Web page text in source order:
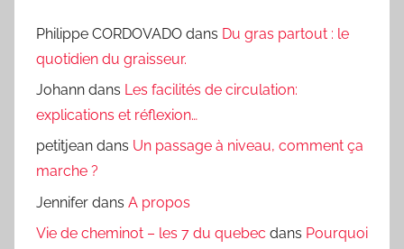
Philippe CORDOVADO dans Du gras partout : le
quotidien du graisseur.
Johann dans Les facilités de circulation:
explications et réflexion…
petitjean dans Un passage à niveau, comment ça
marche ?
Jennifer dans A propos
Vie de cheminot – les 7 du quebec dans Pourquoi